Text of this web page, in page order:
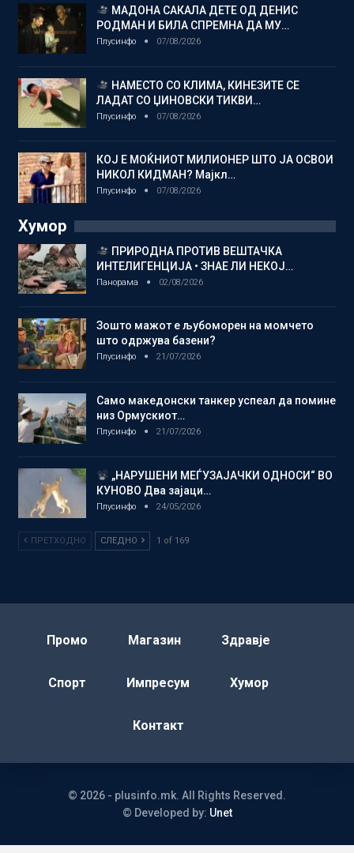
МАДОНА САКАЛА ДЕТЕ ОД ДЕНИС
РОДМАН И БИЛА СПРЕМНА ДА МУ…
Плусинфо 07/08/2026
НАМЕСТО СО КЛИМА, КИНЕЗИТЕ СЕ
ЛАДАТ СО ЏИНОВСКИ ТИКВИ…
Плусинфо 07/08/2026
КОЈ Е МОЌНИОТ МИЛИОНЕР ШТО ЈА ОСВОИ
НИКОЛ КИДМАН? Мајкл…
Плусинфо 07/08/2026
Хумор
ПРИРОДНА ПРОТИВ ВЕШТАЧКА
ИНТЕЛИГЕНЦИЈА • ЗНАЕ ЛИ НЕКОЈ…
Панорама 02/08/2026
Зошто мажот е љубоморен на момчето
што одржува базени?
Плусинфо 21/07/2026
Само македонски танкер успеал да помине
низ Ормускиот…
Плусинфо 21/07/2026
„НАРУШЕНИ МЕЃУЗАЈАЧКИ ОДНОСИ“ ВО
КУНОВО Два зајаци…
Плусинфо 24/05/2026
ПРЕТХОДНО СЛЕДНО 1 of 169
Промо Магазин Здравје
Спорт Импресум Хумор
Контакт
© 2026 - plusinfo.mk. All Rights Reserved.
© Developed by: Unet